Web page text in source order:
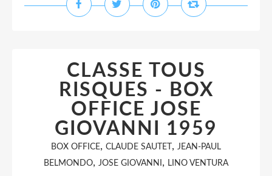
CLASSE TOUS
RISQUES - BOX
OFFICE JOSE
GIOVANNI 1959
BOX OFFICE, CLAUDE SAUTET , JEAN-PAUL
BELMONDO, JOSE GIOVANNI , LINO VENTURA